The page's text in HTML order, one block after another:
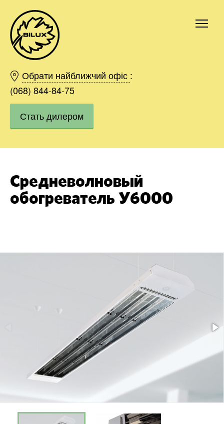
Обрати найближчий офіс :
(068) 844-84-75
Стать дилером
Средневолновый
обогреватель У6000
Киев
Харьков
Одесса
Днепр
Ивано-Франковск
Винница
Область
Заказать